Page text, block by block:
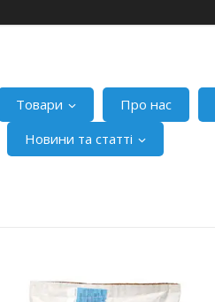
Товари Про нас
Новини та статті